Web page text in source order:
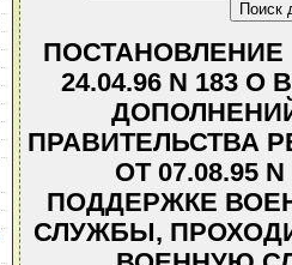
ПОСТАНОВЛЕНИЕ
24.04.96 N 183
ПРАВИТЕЛЬСТВА
ОТ 07.08.95
ПОДДЕРЖКЕ
СЛУЖБЫ,